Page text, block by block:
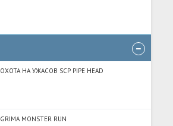
ОХОТА НА УЖАСОВ SCP PIPE HEAD
GRIMA MONSTER RUN